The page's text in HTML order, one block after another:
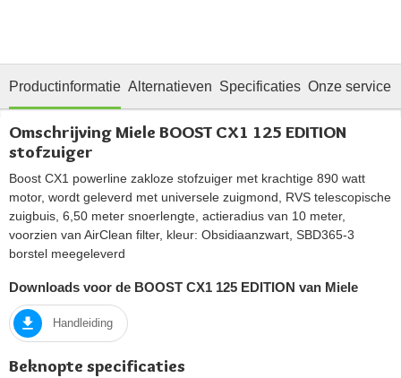
Productinformatie Alternatieven Specificaties Onze service
Omschrijving Miele BOOST CX1 125 EDITION
stofzuiger
Boost CX1 powerline zakloze stofzuiger met krachtige 890 watt
motor, wordt geleverd met universele zuigmond, RVS telescopische
zuigbuis, 6,50 meter snoerlengte, actieradius van 10 meter,
voorzien van AirClean filter, kleur: Obsidiaanzwart, SBD365-3
borstel meegeleverd
Downloads voor de BOOST CX1 125 EDITION van Miele
Handleiding
Beknopte specificaties